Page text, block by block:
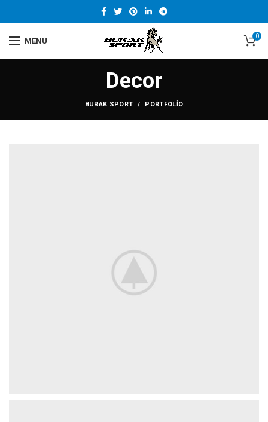
MENU 0
Decor
BURAK SPORT PORTFOLIO